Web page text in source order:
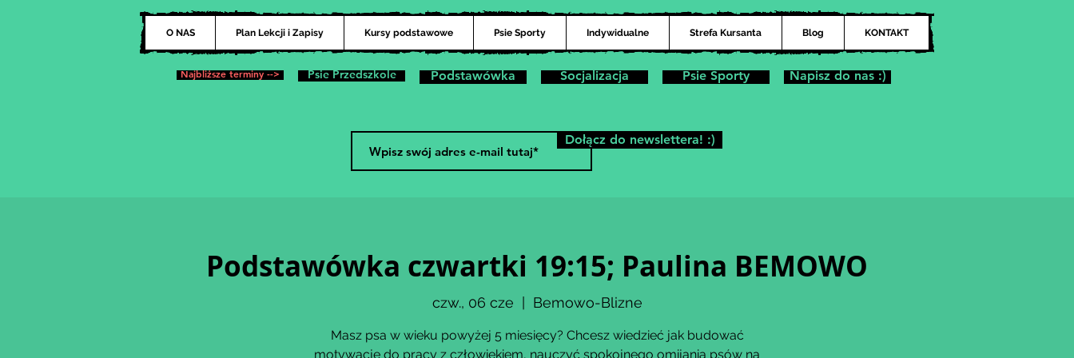
O NAS Plan Lekcji i Zapisy Kursy podstawowe Psie Sporty Indywidualne Strefa Kursanta Blog KONTAKT
Najbliższe terminy --> Psie Przedszkole Podstawówka Socjalizacja Psie Sporty Napisz do nas :)
Podstawówka czwartki 19:15; Paulina BEMOWO
czw., 06 cze Bemowo-Blizne
Masz psa w wieku powyżej 5 miesięcy? Chcesz wiedzieć jak budować
motywację do pracy z człowiekiem, nauczyć spokojnego omijania psów na
Dołącz do newslettera! :)